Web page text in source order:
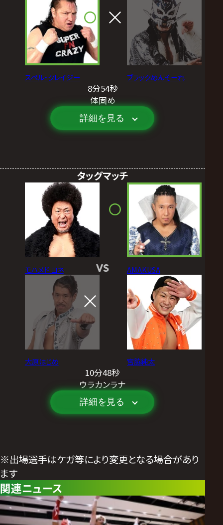
スペル・クレイジー ブラックめんそーれ
8分54秒
体固め
詳細を見る
タッグマッチ
モハメド ヨネ
大原はじめ
VS AMAKUSA
宮脇純太
10分48秒
ウラカンラナ
詳細を見る
※出場選手はケガ等により変更となる場合があり
ます
関連ニュース